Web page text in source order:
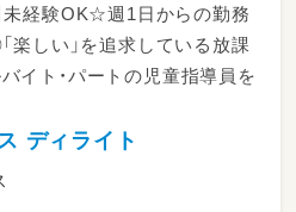
未経験OK☆週1日からの勤務
楽しい」を追求している放課
イト・パートの児童指導員を
ディライト